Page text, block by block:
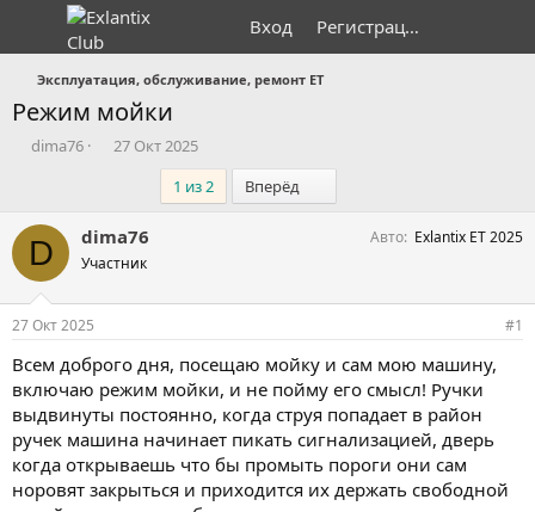
Вход Регистрация
Эксплуатация, обслуживание, ремонт ET
Режим мойки
А
р
т
м
ы
dima76
Д
н
ч
а
27 Окт 2025
1 из 2
Вперёд
D dima76
Участник
Авто Exlantix ET 2025
27 Окт 2025 #1
Всем доброго дня, посещаю мойку и сам мою машину,
включаю режим мойки, и не пойму его смысл! Ручки
выдвинуты постоянно, когда струя попадает в район
ручек машина начинает пикать сигнализацией, дверь
когда открываешь что бы промыть пороги они сам
норовят закрыться и приходится их держать свободной